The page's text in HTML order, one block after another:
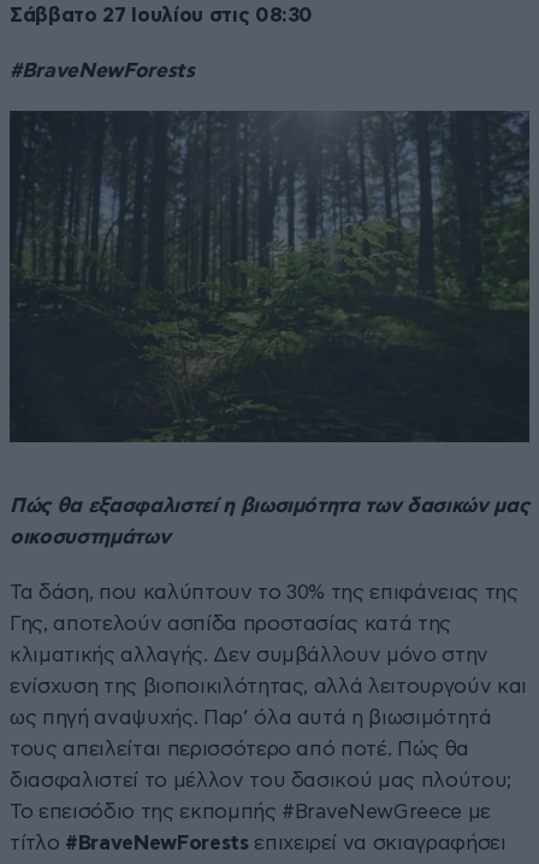
Σάββατο 27 Ιουλίου στις 08:30
#BraveNewForests
Πώς θα εξασφαλιστεί η βιωσιμότητα των δασικών μας
οικοσυστημάτων
Τα δάση, που καλύπτουν το 30% της επιφάνειας της
Γης, αποτελούν ασπίδα προστασίας κατά της
κλιματικής αλλαγής. Δεν συμβάλλουν μόνο στην
ενίσχυση της βιοποικιλότητας, αλλά λειτουργούν και
ως πηγή αναψυχής. Παρ’ όλα αυτά η βιωσιμότητά
τους απειλείται περισσότερο από ποτέ. Πώς θα
διασφαλιστεί το μέλλον του δασικού μας πλούτου;
Το επεισόδιο της εκπομπής #BraveNewGreece με
τίτλο # BraveNewForests επιχειρεί να σκιαγραφήσει